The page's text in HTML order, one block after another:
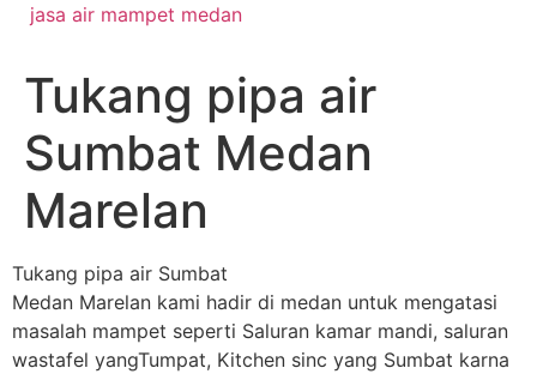
jasa air mampet medan
Tukang pipa air
Sumbat Medan
Marelan
Tukang pipa air Sumbat
Medan Marelan kami hadir di medan untuk mengatasi
masalah mampet seperti Saluran kamar mandi, saluran
wastafel yangTumpat, Kitchen sinc yang Sumbat karna